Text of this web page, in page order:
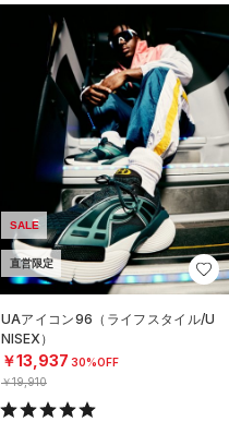
SALE
直営限定
UAアイコン96（ライフスタイル/U
NISEX）
￥13,937 30%OFF
￥19,910